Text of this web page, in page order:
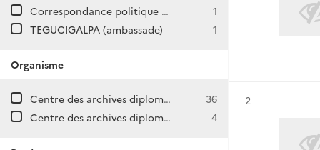
Correspondance politique et commerciale (CPCOM), Nouvelle série / Honduras
1
TEGUCIGALPA (ambassade)
1
Organisme
Centre des archives diplomatiques de La Courneuve
36
Centre des archives diplomatiques de Nantes
4
Résultat n°
2